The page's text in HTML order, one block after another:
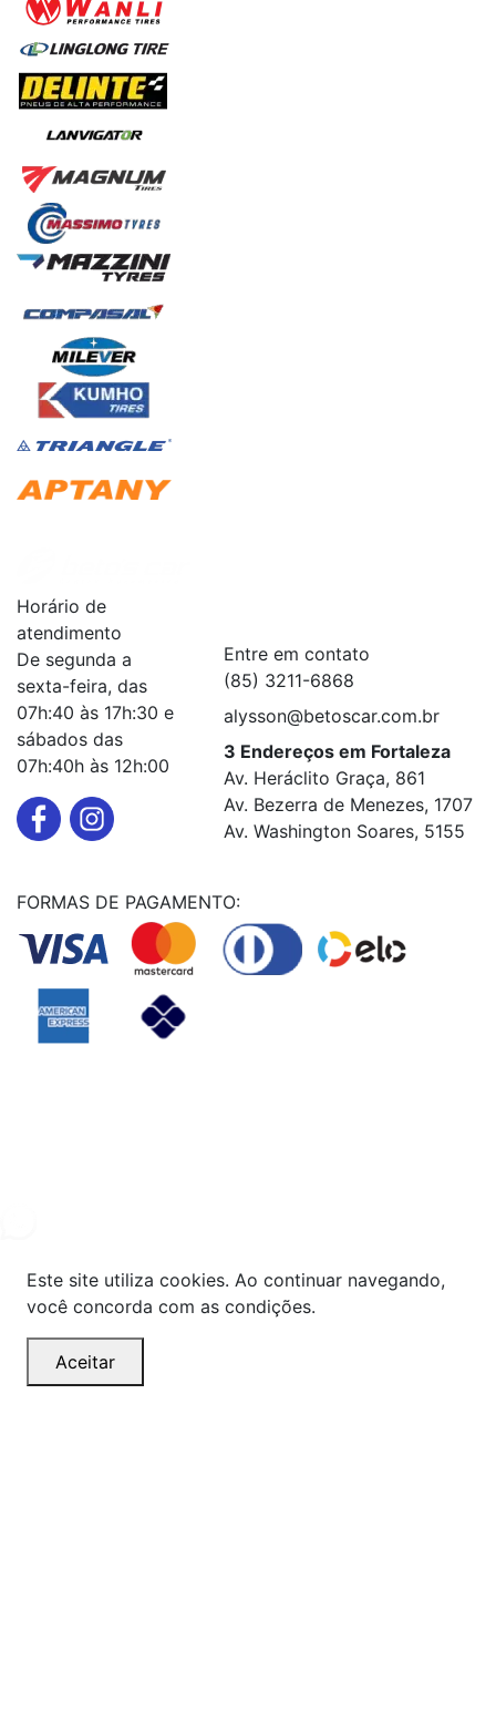
Horário de
atendimento
De segunda a
sexta-feira, das
07h:40 às 17h:30 e
sábados das
07h:40h às 12h:00
Entre em contato
(85) 3211-6868
alysson@betoscar.com.br
3 Endereços em Fortaleza
Av. Heráclito Graça, 861
Av. Bezerra de Menezes, 1707
Av. Washington Soares, 5155
FORMAS DE PAGAMENTO:
Este site utiliza cookies. Ao continuar navegando,
você concorda com as condições.
Aceitar